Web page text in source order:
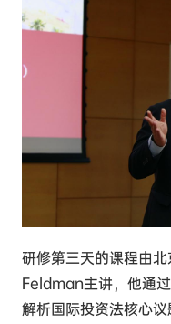
研修第三天的课程由
Feldman主讲，他通
解析国际投资法核心